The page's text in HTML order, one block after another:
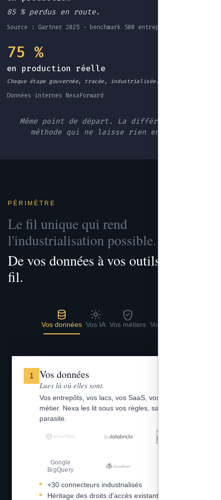
85 % perdus en route.
Source : Gartner 2025 · benchmark 500 entreprises EU
75 %
en production réelle
Chaque étape gouvernée, tracée, industrialisée.
Données internes NexaForward
Même point de départ. La différence : une
méthode qui ne laisse rien en route.
PÉRIMÈTRE
Le fil unique qui rend
l'industrialisation possible.
De vos données à vos outils, un seul
fil.
Vos données Vos IA Vos métiers Vos outils
1 Vos données
Lues là où elles sont.
Vos entrepôts, vos lacs, vos SaaS, vos fichiers
métier. Nexa les lit sous vos règles, sans copie
parasite.
Google
BigQuery
+30 connecteurs industrialisés
Héritage des droits d'accès existants